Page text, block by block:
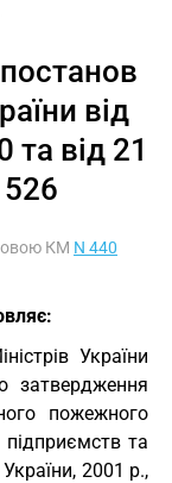
від
та від 21
КМ N 440
України
затвердження
пожежного
та
2001 р.,